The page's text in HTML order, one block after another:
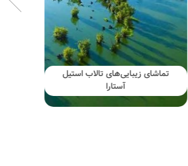
تماشای زیبایی‌های تالاب استیل
آستارا